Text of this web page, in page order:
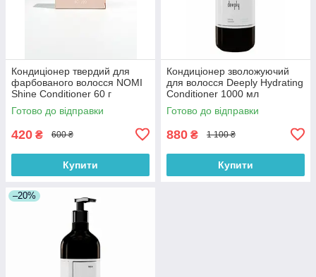
Кондиціонер твердий для
фарбованого волосся NOMI
Shine Conditioner 60 г
Готово до відправки
420 ₴ 600 ₴
Купити
Кондиціонер зволожуючий
для волосся Deeply Hydrating
Conditioner 1000 мл
Готово до відправки
880 ₴ 1 100 ₴
Купити
–20%